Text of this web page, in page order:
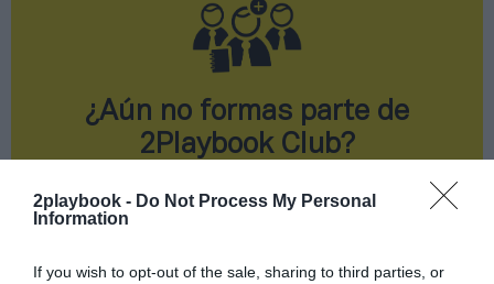
2playbook - Do Not Process My Personal
Information
If you wish to opt-out of the sale, sharing to third parties, or
¿Aún no formas parte de
2Playbook Club?
exclusivo!